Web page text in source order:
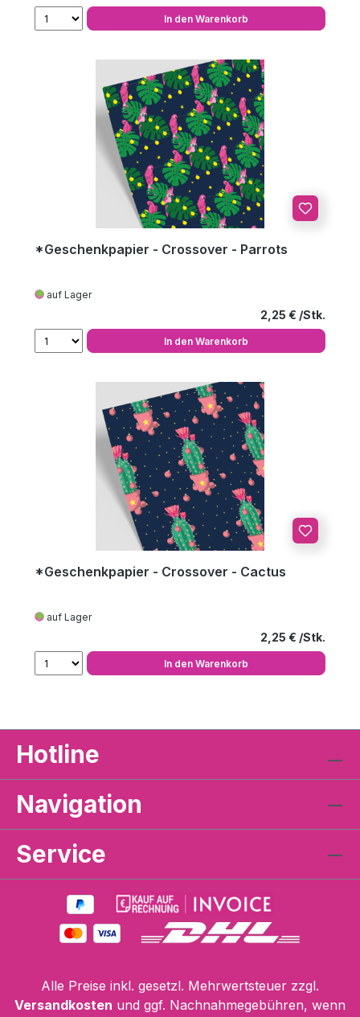
In den Warenkorb
*Geschenkpapier - Crossover - Parrots
auf Lager
Regulärer
2,25 €
In den Warenkorb
*Geschenkpapier - Crossover - Cactus
auf Lager
Regulärer
2,25 €
In den Warenkorb
Hotline
Navigation
Service
Alle Preise inkl. gesetzl. Mehrwertsteuer zzgl.
Versandkosten und ggf. Nachnahmegebühren, wenn